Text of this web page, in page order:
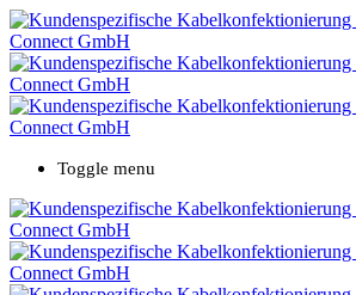
Toggle menu